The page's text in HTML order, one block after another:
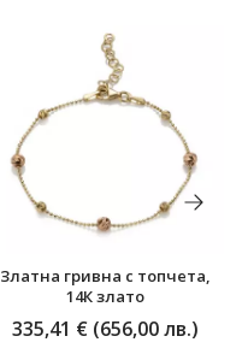
Златна гривна с топчета,
14К злато
335,41 € (656,00 лв.)